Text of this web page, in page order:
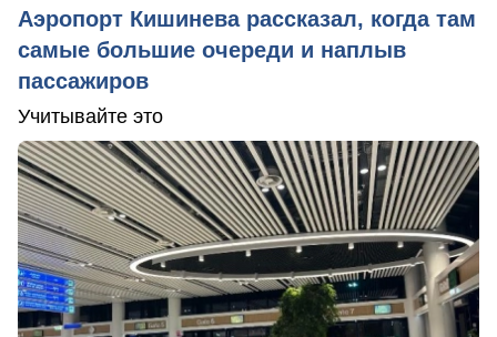
Аэропорт Кишинева рассказал, когда там
самые большие очереди и наплыв
пассажиров
Учитывайте это